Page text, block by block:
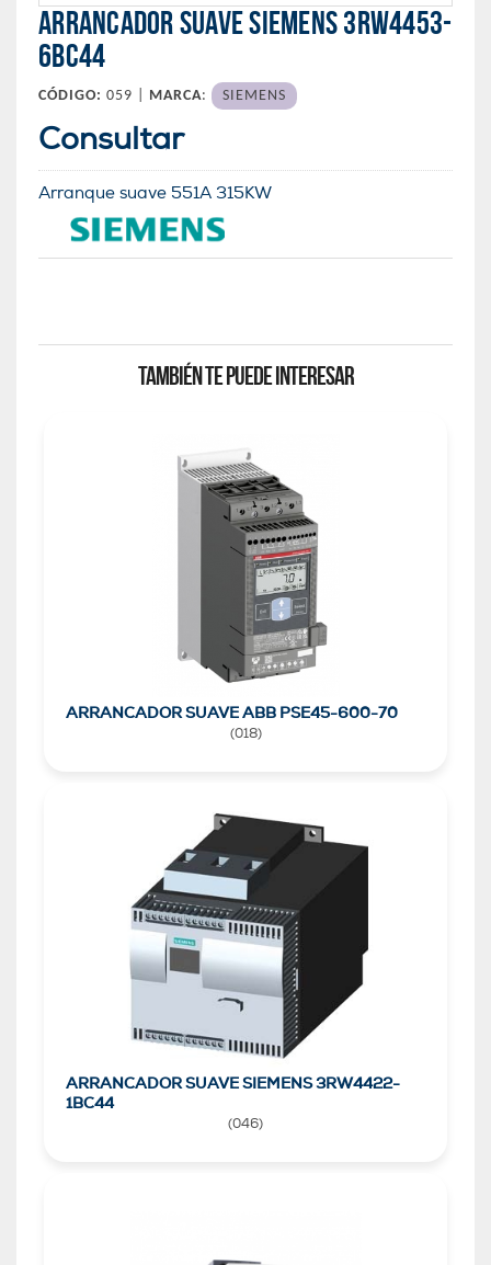
ARRANCADOR SUAVE SIEMENS 3RW4453-
6BC44
CÓDIGO: 059 | MARCA: SIEMENS
Consultar
Arranque suave 551A 315KW
TAMBIÉN TE PUEDE INTERESAR
ARRANCADOR SUAVE ABB PSE45-600-70
(018)
ARRANCADOR SUAVE SIEMENS 3RW4422-
1BC44
(046)